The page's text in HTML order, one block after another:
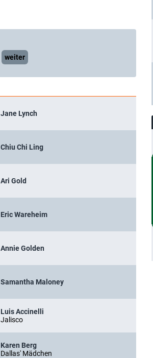
weiter
Jane Lynch
Chiu Chi Ling
Ari Gold
Eric Wareheim
Annie Golden
Samantha Maloney
Luis Accinelli
Jalisco
Karen Berg
Dallas' Mädchen